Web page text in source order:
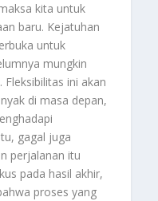
kita untuk
baru. Kejatuhan
untuk
mungkin
ini akan
di masa depan,
gagal juga
perjalanan itu
pada hasil akhir,
proses yang